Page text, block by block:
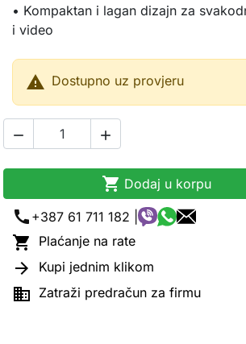
• Kompaktan i lagan dizajn za
i video
 Dostupno uz provjeru
 
 Dodaj u korpu
call +387 61 711 182 |
 Plaćanje na rate
 Kupi jednim klikom
 Zatraži predračun za firmu